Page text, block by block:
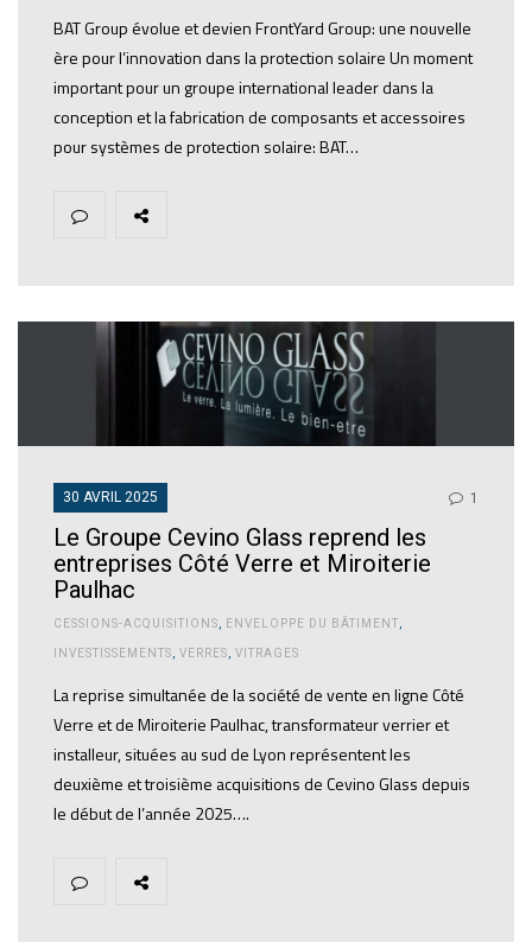
BAT Group évolue et devien FrontYard Group: une nouvelle
ère pour l’innovation dans la protection solaire Un moment
important pour un groupe international leader dans la
conception et la fabrication de composants et accessoires
pour systèmes de protection solaire: BAT…
30 AVRIL 2025 1
Le Groupe Cevino Glass reprend les
entreprises Côté Verre et Miroiterie
Paulhac
CESSIONS-ACQUISITIONS ENVELOPPE DU BÂTIMENT
INVESTISSEMENTS VERRES VITRAGES
La reprise simultanée de la société de vente en ligne Côté
Verre et de Miroiterie Paulhac, transformateur verrier et
installeur, situées au sud de Lyon représentent les
deuxième et troisième acquisitions de Cevino Glass depuis
le début de l’année 2025….